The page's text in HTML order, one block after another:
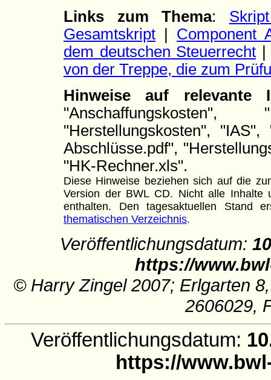
Links zum Thema:
Gesamtskript
Component
dem deutschen Steuerrecht
von der Treppe, die zum
Hinweise auf
"Anschaffungskosten",
"Herstellungskosten",
Abschlüsse.pdf",
"HK-Rechner.xls".
Diese Hinweise beziehen sich auf die
Version der BWL CD. Nicht alle Inhalte
enthalten. Den tagesaktuellen Stand
thematischen Verzeichnis.
Veröffentlichungsdatum:
https://
© Harry Zingel 2007; Erlgarten
2606029,
Veröffentlichungsdatum:
https://